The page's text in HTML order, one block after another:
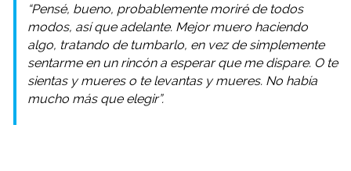
“Pensé, bueno, probablemente moriré de todos
modos, así que adelante. Mejor muero haciendo
algo, tratando de tumbarlo, en vez de simplemente
sentarme en un rincón a esperar que me dispare. O te
sientas y mueres o te levantas y mueres. No había
mucho más que elegir”.